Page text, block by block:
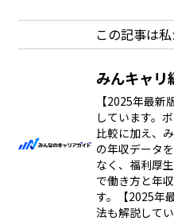
この記事は
みんキャリ
【2025年最
しています。
比較に加え、
の年収データ
なく、福利厚
で働き方と年
す。【2025年
法も解説して